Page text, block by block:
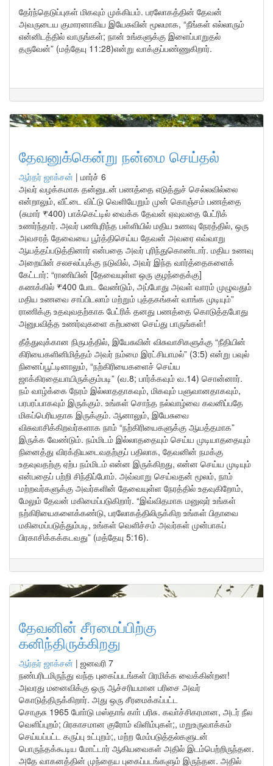
தேர்ந்தெடுப்புகள் மிகவும் முக்கியம். பரலோகத்தின் தேவன்
அவருடைய குமாரனாகிய இயேசுவின் மூலமாக, “நீங்கள் எல்லாரும்
என்னிடத்தில் வாருங்கள்; நான் உங்களுக்கு இளைப்பாறுதல்
தருவேன்” (மத்தேயு 11:28)என்று வாக்குப்பண்ணுகிறார்.
தேவனுக்கென்று நன்மை செய்தல்
ஆர்தர் ஜாக்சன் | மார்ச் 6
அவர் வழக்கமாக தன்னுடன் பணத்தை எடுத்துச் செல்லவில்லை
என்றாலும், வீட்டை விட்டு வெளியேறும் முன் கொஞ்சம் பணத்தை
(சுமார் ₹400) பாக்கெட்டில் வைக்க தேவன் ஏவுவதை பேட்ரிக்
உணர்ந்தார். அவர் பணிபுரிந்த பள்ளியில் மதிய உணவு நேரத்தில், ஒரு
அவசரத் தேவையை பூர்த்திசெய்ய தேவன் அவரை எவ்வாறு
ஆயத்தப்படுத்தினார் என்பதை அவர் புரிந்துகொண்டார். மதிய உணவு
அறையின் சலசலப்புக்கு நடுவில், அவர் இந்த வார்த்தைகளைக்
கேட்டார்: “ராணியின் [தேவையுள்ள ஒரு குழந்தைக்கு]
கணக்கில் ₹400 போட வேண்டும், அப்போது அவள் வாரம் முழுவதும்
மதிய உணவை சாப்பிடலாம் மற்றும் புத்தகங்கள் வாங்க முடியும்”
ராணிக்கு உதவுவதற்காக பேட்ரிக் தனது பணத்தை கொடுத்தபோது
அனுபவித்த உணர்வுகளை கற்பனை செய்து பாருங்கள்!
தீத்துவுக்கான நிருபத்தில், இயேசுவின் விசுவாசிகளுக்கு “நீதியின்
கிரியைகளினிமித்தம் அவர் நம்மை இரட்சியாமல்” (3:5) என்று பவுல்
நினைப்பூட்டினாலும், “நற்கிரியைகளைச் செய்ய
ஜாக்கிரதையாயிருக்கும்படி” (வ.8; பார்க்கவும் வ.14) சொன்னார்.
நம் வாழ்க்கை நேரம் இல்லாததாகவும், மிகவும் பளுவானதாகவும்,
பரபரப்பாகவும் இருக்கும். உங்கள் சொந்த நல்வாழ்வை கவனிப்பதே
மிகப்பெரியதாக இருக்கும். ஆனாலும், இயேசுவை
விசுவாசிக்கிறவர்களாக நாம் “நற்கிரியைகளுக்கு ஆயத்தமாக”
இருக்க வேண்டும். நம்மிடம் இல்லாததையும் செய்ய முடியாததையும்
நினைத்து விரக்தியடைவதற்குப் பதிலாக, தேவனின் நமக்கு
உதவுவதற்கு ஏற்ப நம்மிடம் என்ன இருக்கிறது, என்ன செய்ய முடியும்
என்பதைப் பற்றி சிந்திப்போம். அவ்வாறு செய்வதன் மூலம், நாம்
மற்றவர்களுக்கு அவர்களின் தேவையுள்ள நேரத்தில் உதவுகிறோம்,
மேலும் தேவன் மகிமைப்படுகிறார். “இவ்விதமாக மனுஷர் உங்கள்
நற்கிரியைகளைக்கண்டு, பரலோகத்திலிருக்கிற உங்கள் பிதாவை
மகிமைப்படுத்தும்படி, உங்கள் வெளிச்சம் அவர்கள் முன்பாகப்
பிரகாசிக்கக்கடவது” (மத்தேயு 5:16).
தேவனின் சீரமைப்பிற்கு
கனிந்திருக்கிறது
ஆர்தர் ஜாக்சன் | ஜனவரி 7
நண்பரிடமிருந்து வந்த புகைப்படங்கள் பிரமிக்க வைக்கின்றன!
அவரது மனைவிக்கு ஒரு ஆச்சரியமான பரிசை அவர்
கொடுத்திருக்கிறார். அது ஒரு சீரமைக்கப்பட்ட
சொகுசு 1965 போா்டு மஸ்தாங் காா் பரிசு. கவா்ச்சிகரமான, அடர் நீல
வெளிப்புறம்; பிரகாசமான குரோம் விளிம்புகள்;, மறுஉருவாக்கம்
செய்யப்பட்ட கருப்பு உட்புறம்;, மற்ற மேம்படுத்தல்களுடன்
பொருந்தக்கூடிய மோட்டார் ஆகியவைகள் அதில் இடம்பெற்றிருந்தன.
அதே வாகனத்தின் முந்தைய புகைப்படங்களும் இருந்தன. அதில்